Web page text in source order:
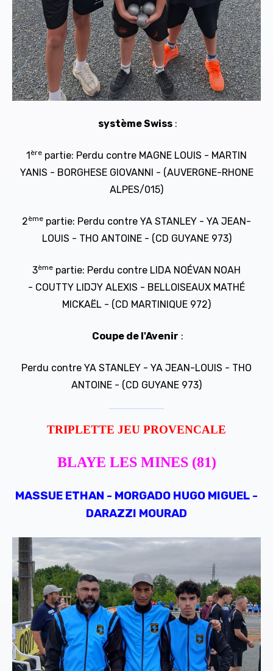
système Swiss
1
partie: Perdu contre MAGNE LOUIS - MARTIN
YANIS - BORGHESE GIOVANNI - (AUVERGNE-RHONE
ALPES/015)
2
partie: Perdu contre YA STANLEY - YA JEAN-
LOUIS - THO ANTOINE - (CD GUYANE 973)
3
partie: Perdu contre LIDA NOÉVAN NOAH
- COUTTY LIDJY ALEXIS - BELLOISEAUX MATHÉ
MICKAËL - (CD MARTINIQUE 972)
Coupe de l'Avenir
Perdu contre YA STANLEY - YA JEAN-LOUIS - THO
ANTOINE - (CD GUYANE 973)
TRIPLETTE JEU PROVENCALE
BLAYE LES MINES (81)
MASSUE ETHAN - MORGADO HUGO MIGUEL -
DARAZZI MOURAD